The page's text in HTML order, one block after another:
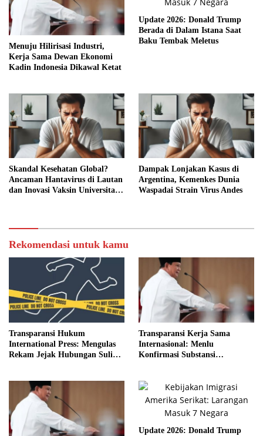
Menuju Hilirisasi Industri,
Kerja Sama Dewan Ekonomi
Kadin Indonesia Dikawal Ketat
Update 2026: Donald Trump
Berada di Dalam Istana Saat
Baku Tembak Meletus
Skandal Kesehatan Global?
Ancaman Hantavirus di Lautan
dan Inovasi Vaksin Universitas
Dampak Lonjakan Kasus di
Argentina, Kemenkes Dunia
Waspadai Strain Virus Andes
Rekomendasi untuk kamu
Transparansi Hukum
International Press: Mengulas
Rekam Jejak Hubungan Suli
Transparansi Kerja Sama
Internasional: Menlu
Konfirmasi Substansi
Update 2026: Donald Trump